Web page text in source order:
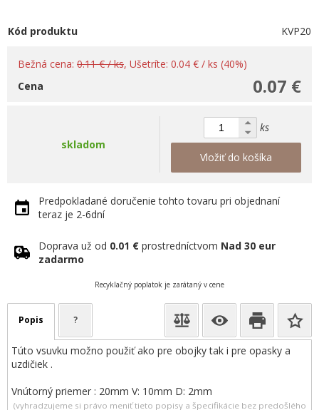
Kód produktu KVP20
Bežná cena: 0.11 € / ks, Ušetríte: 0.04 € / ks (40%)
0.07 €
Cena
skladom
ks
Vložiť do košíka
Predpokladané doručenie tohto tovaru pri objednaní
teraz je 2-6dní
Doprava už od 0.01 € prostredníctvom Nad 30 eur
zadarmo
Recyklačný poplatok je zarátaný v cene
Popis ?
Túto vsuvku možno použiť ako pre obojky tak i pre opasky a
uzdičiek .
Vnútorný priemer : 20mm V: 10mm D: 2mm
(vyhradzujeme si právo meniť tieto popisy a špecifikácie bez predošlého